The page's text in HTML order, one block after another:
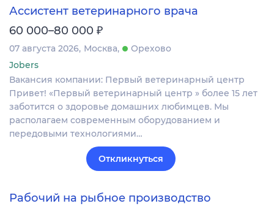
Ассистент ветеринарного врача
60 000–80 000 ₽
07 августа 2026 Москва
Орехово
Jobers
Вакансия компании: Первый ветеринарный центр
Привет! «Первый ветеринарный центр » более 15 лет
заботится о здоровье домашних любимцев. Мы
располагаем современным оборудованием и
передовыми технологиями…
Откликнуться
Рабочий на рыбное производство